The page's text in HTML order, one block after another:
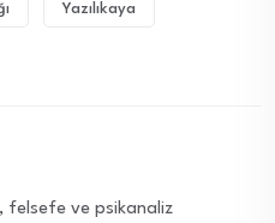
Yazılıkaya
felsefe ve psikanaliz